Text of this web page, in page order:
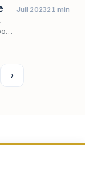
Juil 202321 min
›